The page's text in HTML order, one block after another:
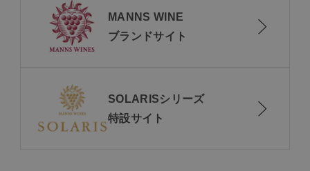
MANNS WINE
ブランドサイト
SOLARISシリーズ
特設サイト